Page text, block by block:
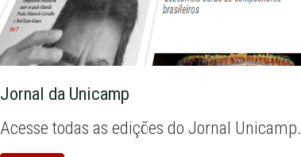
Jornal da Unicamp
Acesse todas as edições do Jornal Unicamp.